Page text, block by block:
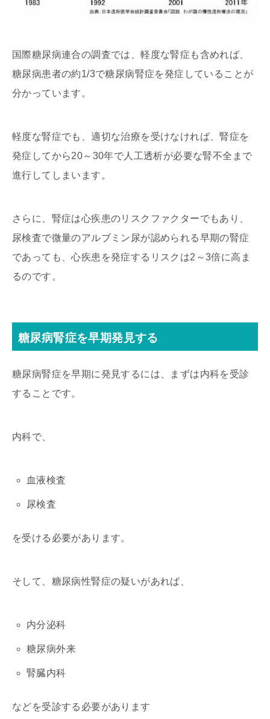
国際糖尿病連合の調査では、軽度な腎症も含めれば、
糖尿病患者の約1/3で糖尿病腎症を発症していることが
分かっています。
軽度な腎症でも、適切な治療を受けなければ、腎症を
発症してから20～30年で人工透析が必要な腎不全まで
進行してしまいます。
さらに、腎症は心疾患のリスクファクターでもあり、
尿検査で微量のアルブミン尿が認められる早期の腎症
であっても、心疾患を発症するリスクは2～3倍に高ま
るのです。
糖尿病腎症を早期発見する
糖尿病腎症を早期に発見するには、まずは内科を受診
することです。
内科で、
血液検査
尿検査
を受ける必要があります。
そして、糖尿病性腎症の疑いがあれば、
内分泌科
糖尿病外来
腎臓内科
などを受診する必要があります